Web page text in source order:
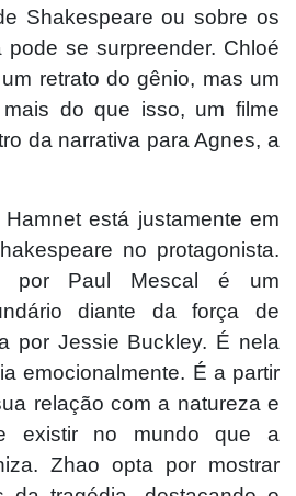
Shakespeare ou sobre os
pode se surpreender. Chloé
retrato do gênio, mas um
do que isso, um filme
da narrativa para Agnes, a
está justamente em
no protagonista.
por Paul Mescal é um
diante da força de
por Jessie Buckley. É nela
emocionalmente. É a partir
relação com a natureza e
existir no mundo que a
Zhao opta por mostrar